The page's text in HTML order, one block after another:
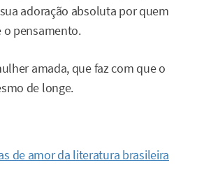
adoração absoluta por quem
o pensamento.
amada, que faz com que o
de longe.
de amor da literatura brasileira